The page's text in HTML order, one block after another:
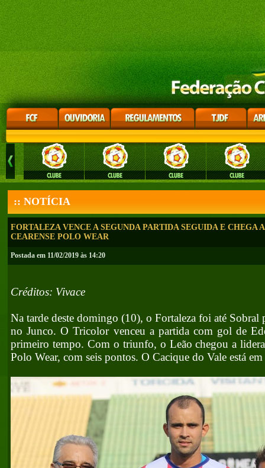
:: NOTÍCIA
FORTALEZA VENCE A SEGUNDA PARTIDA SEGUIDA E CHEGA
CEARENSE POLO WEAR
Postada em 11/02/2019 às 14:20
Créditos: Vivace
Na tarde deste domingo (10), o Fortaleza foi até Sobral
no Junco. O Tricolor venceu a partida com gol de
primeiro tempo. Com o triunfo, o Leão chegou a
Polo Wear, com seis pontos. O Cacique do Vale está